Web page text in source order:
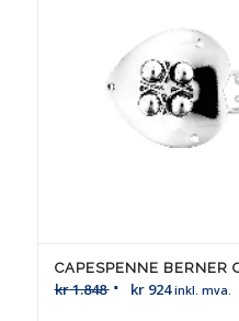
CAPESPENNE BERNER
kr1.848 kr924 inkl. mva.